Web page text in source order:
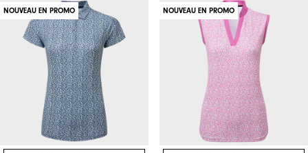
NOUVEAU EN PROMO NOUVEAU EN PROMO